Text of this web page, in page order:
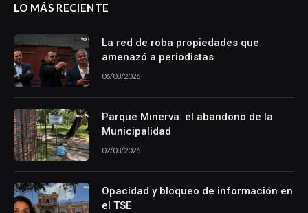
LO MÁS RECIENTE
La red de roba propiedades que
amenazó a periodistas
06/08/2026
Parque Minerva: el abandono de la
Municipalidad
02/08/2026
Opacidad y bloqueo de información en
el TSE